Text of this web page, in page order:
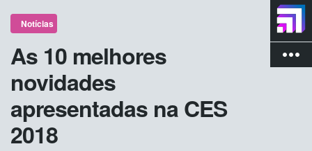
more_vert
Notícias
As 10 melhores
novidades
apresentadas na CES
2018